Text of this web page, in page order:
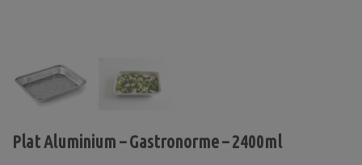
Plat Aluminium – Gastronorme – 2400ml